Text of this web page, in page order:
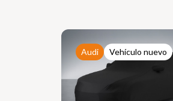
Audi Vehículo nuevo